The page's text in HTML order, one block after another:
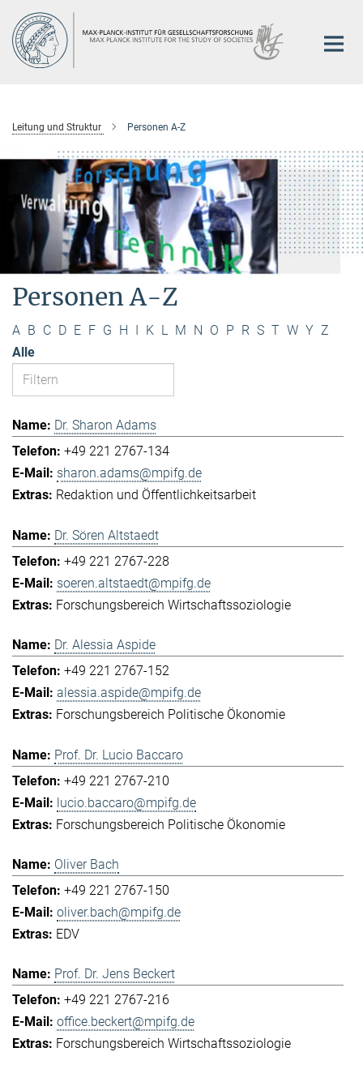
Hauptinhalt
Leitung und Struktur Personen A-Z
Personen A-Z
A B C D E F G H I K L M N O P R S T W Y Z
Alle
Dr. Sharon Adams
+49 221 2767-134
sharon.adams@mpifg.de
Redaktion und Öffentlichkeitsarbeit
Dr. Sören Altstaedt
+49 221 2767-228
soeren.altstaedt@mpifg.de
Forschungsbereich Wirtschaftssoziologie
Dr. Alessia Aspide
+49 221 2767-152
alessia.aspide@mpifg.de
Forschungsbereich Politische Ökonomie
Prof. Dr. Lucio Baccaro
+49 221 2767-210
lucio.baccaro@mpifg.de
Forschungsbereich Politische Ökonomie
Oliver Bach
+49 221 2767-150
oliver.bach@mpifg.de
EDV
Prof. Dr. Jens Beckert
+49 221 2767-216
office.beckert@mpifg.de
Forschungsbereich Wirtschaftssoziologie